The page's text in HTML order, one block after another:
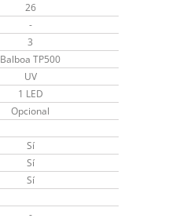
26
-
3
Balboa TP500
UV
1 LED
Opcional
Sí
Sí
Sí
-